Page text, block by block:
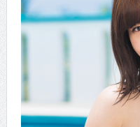
CINEMA×STYLE 286号
CINEMA×STYLE 285号
CINEMA×STYLE 294号